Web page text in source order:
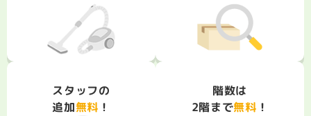
スタッフの
追加無料 ！
階数は
2階まで無料 ！